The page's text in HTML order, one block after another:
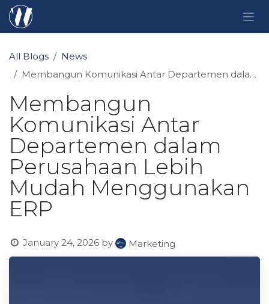
Skip to Content
All Blogs
News
Membangun Komunikasi Antar Departemen dalam Perusahaan Lebih Mudah Menggunakan ERP
Membangun
Komunikasi Antar
Departemen dalam
Perusahaan Lebih
Mudah Menggunakan
ERP
January 24, 2026 by Marketing